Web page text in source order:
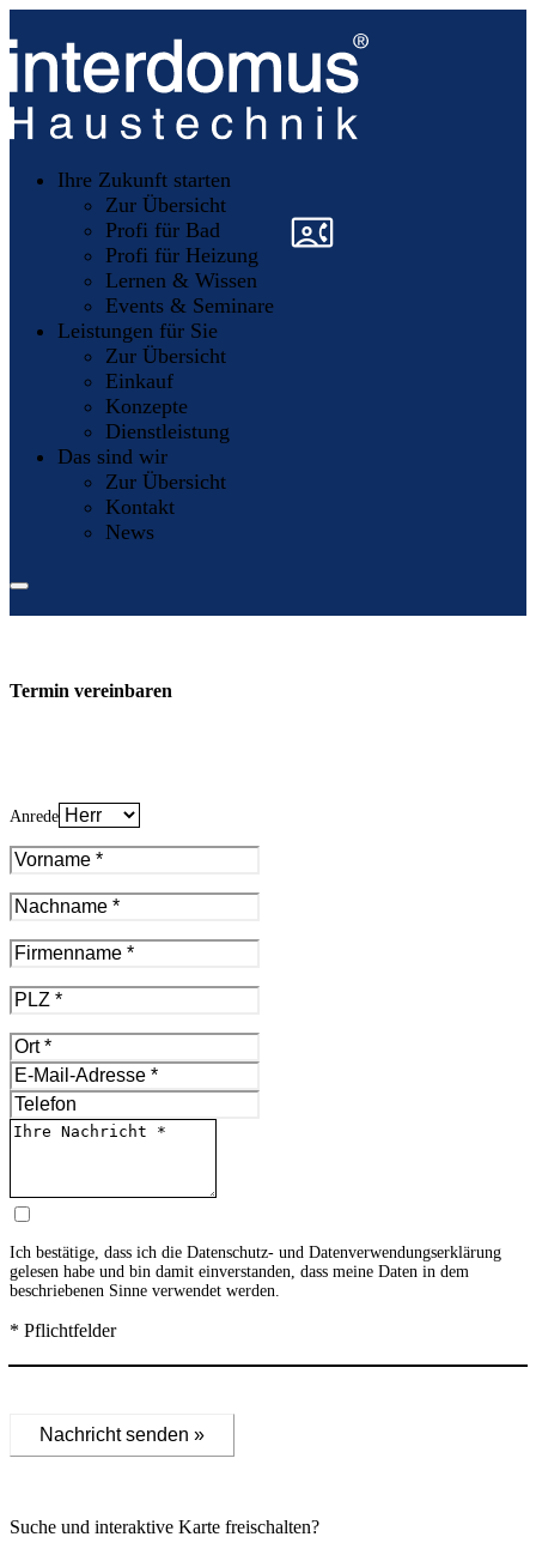
Ihre Zukunft starten
Zur Übersicht
Profi für Bad
Profi für Heizung
Lernen & Wissen
Events & Seminare
Leistungen für Sie
Zur Übersicht
Einkauf
Konzepte
Dienstleistung
Das sind wir
Zur Übersicht
Kontakt
News
»
Termin vereinbaren
Anrede
Ich bestätige, dass ich die Datenschutz- und Datenverwendungserklärung
gelesen habe und bin damit einverstanden, dass meine Daten in dem
beschriebenen Sinne verwendet werden.
* Pflichtfelder
Nachricht senden »
Suche und interaktive Karte freischalten?